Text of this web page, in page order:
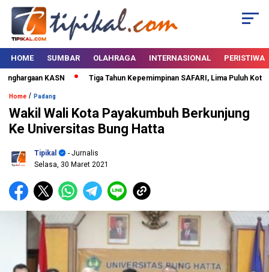
HOME SUMBAR OLAHRAGA INTERNASIONAL PERISTIWA
KASN Tiga Tahun Kepemimpinan SAFARI, Lima Puluh Kota
Home / Padang
Wakil Wali Kota Payakumbuh Berkunjung
Ke Universitas Bung Hatta
Tipikal
- Jurnalis
Selasa, 30 Maret 2021